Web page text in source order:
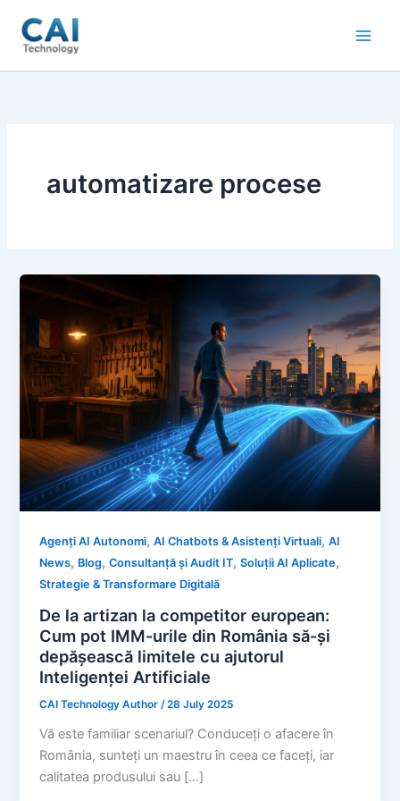
content
automatizare procese
Agenți AI Autonomi,AI Chatbots & Asistenți Virtuali,AI
News, Blog,Consultanță și Audit IT,Soluții AI Aplicate,
Strategie & Transformare Digitală
De la artizan la competitor european:
Cum pot IMM-urile din România să-și
depășească limitele cu ajutorul
Inteligenței Artificiale
CAI Technology Author/28 July 2025
Vă este familiar scenariul? Conduceți o afacere în
România, sunteți un maestru în ceea ce faceți, iar
calitatea produsului sau […]